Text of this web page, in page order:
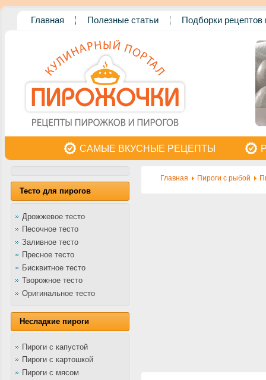
Главная Полезные статьи Подборки рецептов
САМЫЕ ВКУСНЫЕ РЕЦЕПТЫ
Тесто для пирогов
Дрожжевое тесто
Песочное тесто
Заливное тесто
Пресное тесто
Бисквитное тесто
Творожное тесто
Оригинальное тесто
Несладкие пироги
Пироги с капустой
Пироги с картошкой
Пироги с мясом
Главная Пироги с рыбой